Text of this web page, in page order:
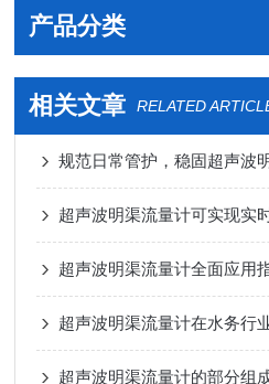
产品分类
相关文章 RELATED
规范日常管护，稳固超声波
超声波明渠流量计可实现实
超声波明渠流量计全面应用
超声波明渠流量计在水务行
超声波明渠流量计的部分组